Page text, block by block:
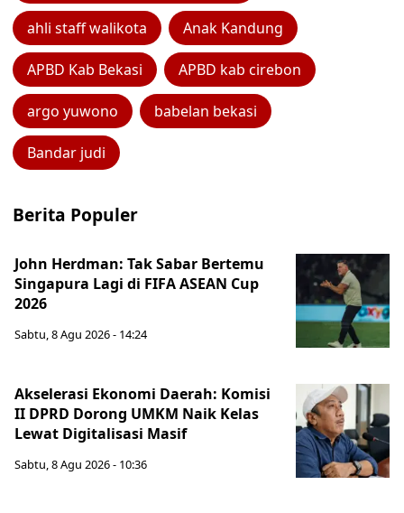
ahli staff walikota Anak Kandung
APBD Kab Bekasi APBD kab cirebon
argo yuwono babelan bekasi
Bandar judi
Berita Populer
John Herdman: Tak Sabar Bertemu
Singapura Lagi di FIFA ASEAN Cup
2026
Sabtu, 8 Agu 2026 - 14:24
Akselerasi Ekonomi Daerah: Komisi
II DPRD Dorong UMKM Naik Kelas
Lewat Digitalisasi Masif
Sabtu, 8 Agu 2026 - 10:36